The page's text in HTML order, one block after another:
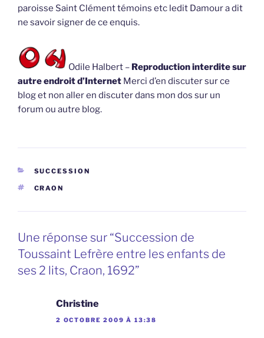
paroisse Saint Clément témoins etc ledit Damour a dit
ne savoir signer de ce enquis.
Odile Halbert – Reproduction interdite sur
autre endroit d’Internet Merci d’en discuter sur ce
blog et non aller en discuter dans mon dos sur un
forum ou autre blog.
CATÉGORIES
SUCCESSION
ÉTIQUETTES
CRAON
Une réponse sur “Succession de
Toussaint Lefrère entre les enfants de
ses 2 lits, Craon, 1692”
Christine
2 OCTOBRE 2009 À 13:38